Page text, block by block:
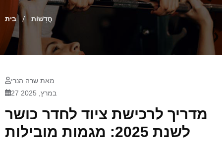
בַּיִת חֲדָשׁוֹת
מאת שרה הנרי
27 במרץ, 2025
מדריך לרכישת ציוד לחדר כושר
לשנת 2025: מגמות מובילות